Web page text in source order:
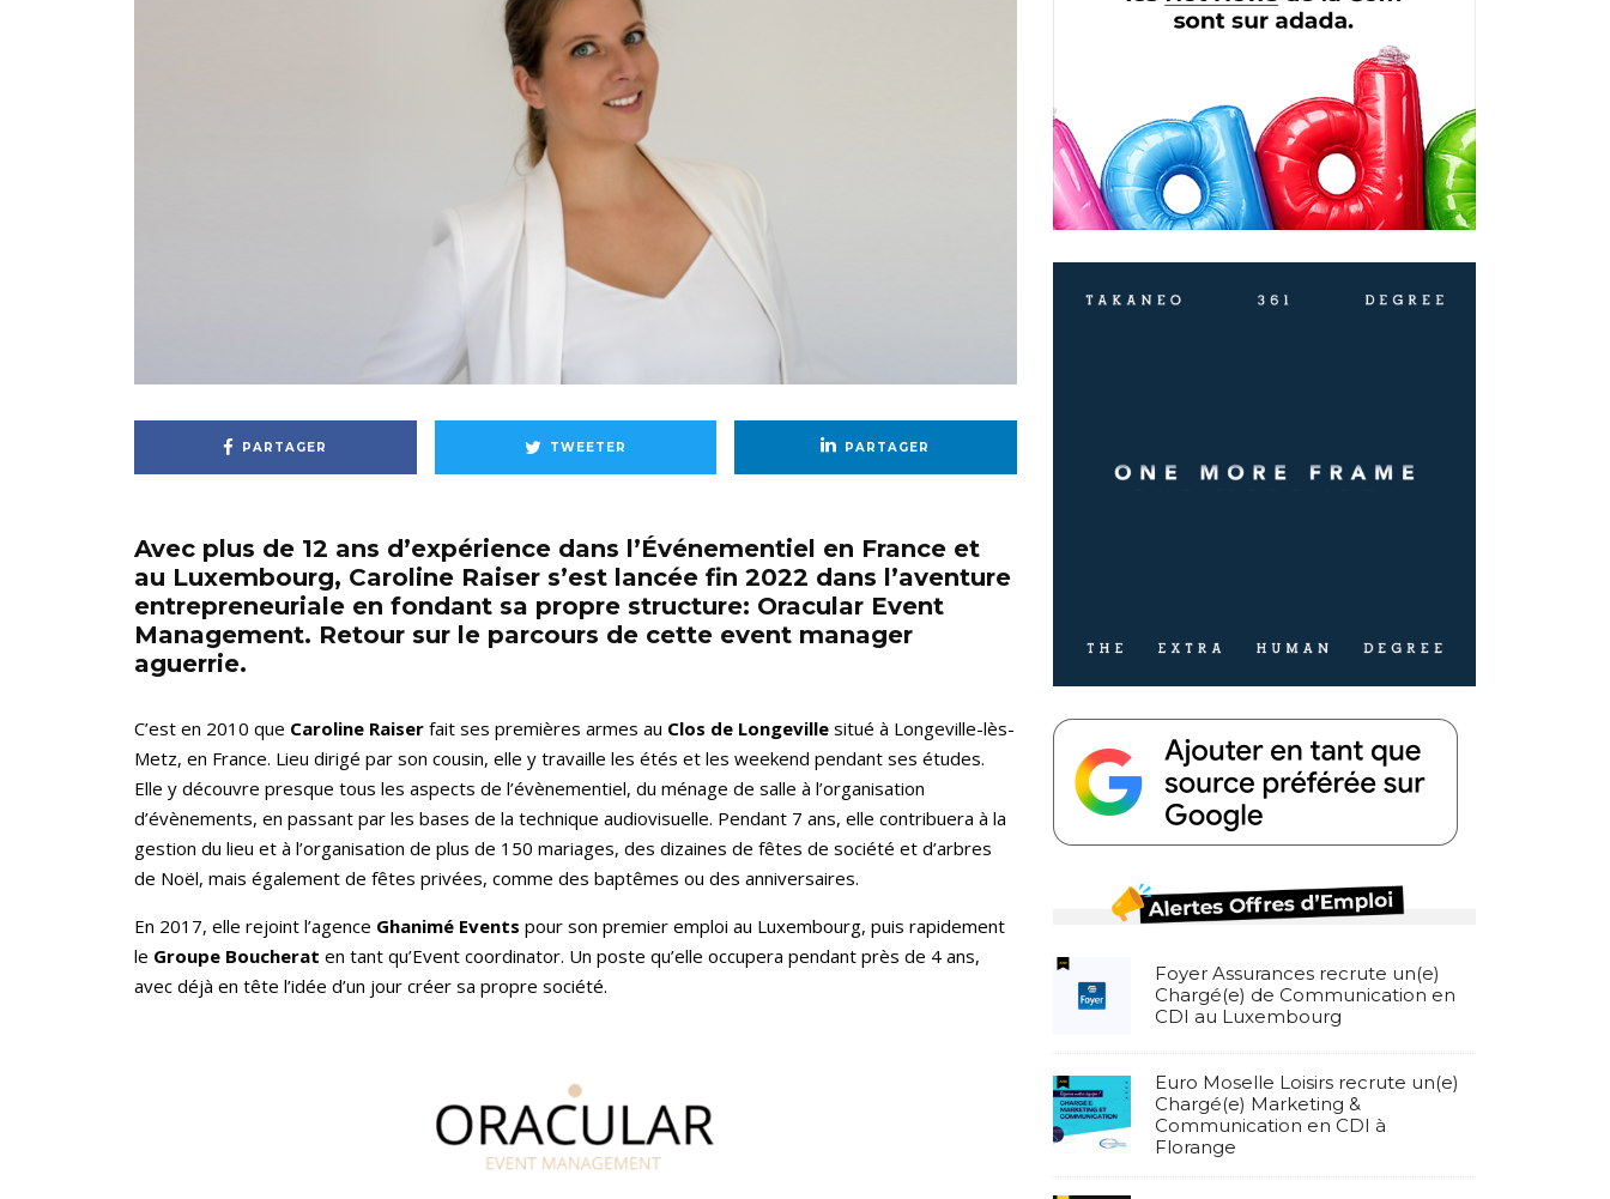
PARTAGER TWEETER PARTAGER
Avec plus de 12 ans d’expérience dans l’Événementiel en France et
au Luxembourg, Caroline Raiser s’est lancée fin 2022 dans l’aventure
entrepreneuriale en fondant sa propre structure: Oracular Event
Management. Retour sur le parcours de cette event manager
aguerrie.
C’est en 2010 que Caroline Raiser fait ses premières armes au Clos de Longeville situé à Longeville-lès-
Metz, en France. Lieu dirigé par son cousin, elle y travaille les étés et les weekend pendant ses études.
Elle y découvre presque tous les aspects de l’évènementiel, du ménage de salle à l’organisation
d’évènements, en passant par les bases de la technique audiovisuelle. Pendant 7 ans, elle contribuera à la
gestion du lieu et à l’organisation de plus de 150 mariages, des dizaines de fêtes de société et d’arbres
de Noël, mais également de fêtes privées, comme des baptêmes ou des anniversaires.
En 2017, elle rejoint l’agence Ghanimé Events pour son premier emploi au Luxembourg, puis rapidement
le Groupe Boucherat en tant qu’Event coordinator. Un poste qu’elle occupera pendant près de 4 ans,
avec déjà en tête l’idée d’un jour créer sa propre société.
Foyer Assurances recrute un(e)
Chargé(e) de Communication en
CDI au Luxembourg
Euro Moselle Loisirs recrute un(e)
Chargé(e) Marketing &
Communication en CDI à
Florange